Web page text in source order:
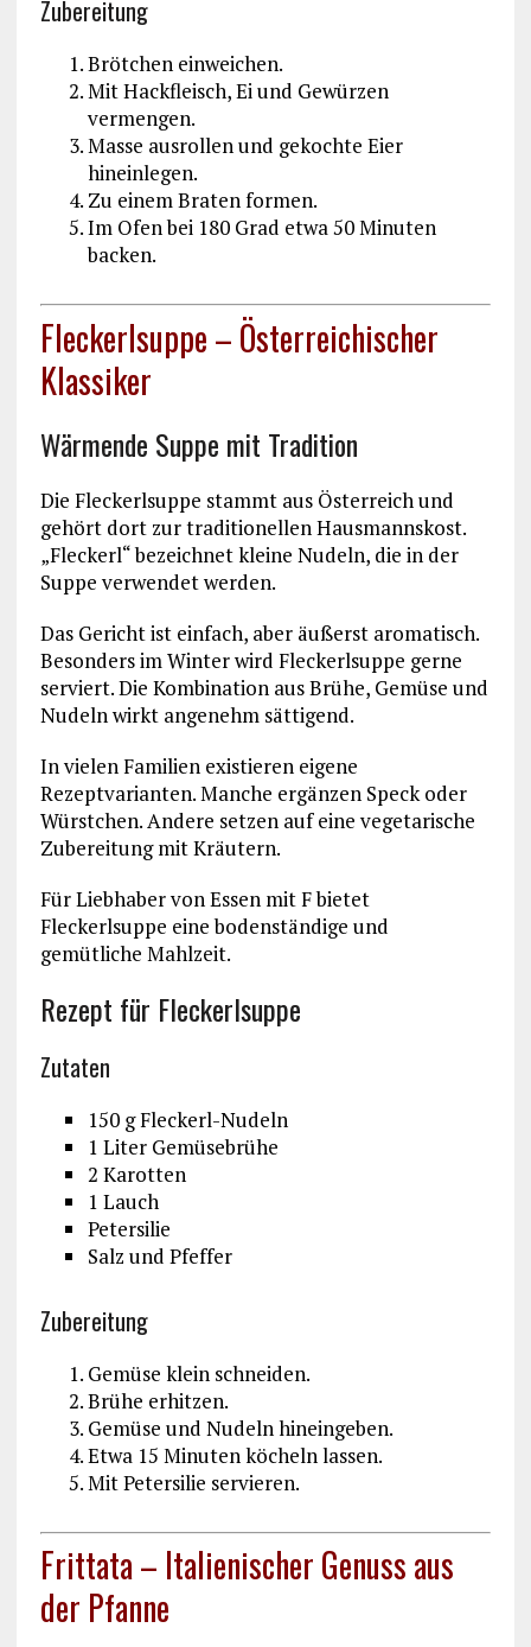
Zubereitung
Brötchen einweichen.
Mit Hackfleisch, Ei und Gewürzen
vermengen.
Masse ausrollen und gekochte Eier
hineinlegen.
Zu einem Braten formen.
Im Ofen bei 180 Grad etwa 50 Minuten
backen.
Fleckerlsuppe – Österreichischer
Klassiker
Wärmende Suppe mit Tradition
Die Fleckerlsuppe stammt aus Österreich und
gehört dort zur traditionellen Hausmannskost.
„Fleckerl“ bezeichnet kleine Nudeln, die in der
Suppe verwendet werden.
Das Gericht ist einfach, aber äußerst aromatisch.
Besonders im Winter wird Fleckerlsuppe gerne
serviert. Die Kombination aus Brühe, Gemüse und
Nudeln wirkt angenehm sättigend.
In vielen Familien existieren eigene
Rezeptvarianten. Manche ergänzen Speck oder
Würstchen. Andere setzen auf eine vegetarische
Zubereitung mit Kräutern.
Für Liebhaber von Essen mit F bietet
Fleckerlsuppe eine bodenständige und
gemütliche Mahlzeit.
Rezept für Fleckerlsuppe
Zutaten
150 g Fleckerl-Nudeln
1 Liter Gemüsebrühe
2 Karotten
1 Lauch
Petersilie
Salz und Pfeffer
Zubereitung
Gemüse klein schneiden.
Brühe erhitzen.
Gemüse und Nudeln hineingeben.
Etwa 15 Minuten köcheln lassen.
Mit Petersilie servieren.
Frittata – Italienischer Genuss aus
der Pfanne